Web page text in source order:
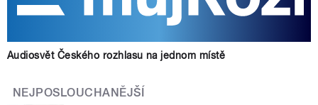
Audiosvět Českého rozhlasu na jednom místě
NEJPOSLOUCHANĚJŠÍ